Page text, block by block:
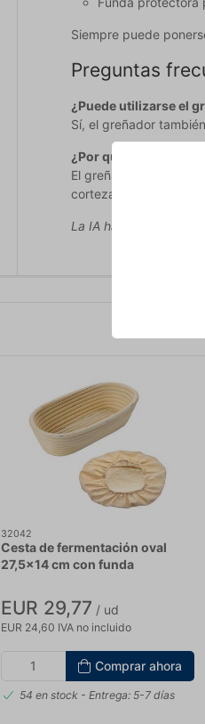
Siempre puede
Preguntas
¿Puede utilizarse el
Sí, el greñador
¿Por qué es
El greñado crea
corteza.
La IA ha contribuido a
32042
Cesta de fermentación oval
27,5x14 cm con funda
EUR 29,77 / ud
EUR 24,60 IVA no incluido
Comprar ahora
54 en stock - Entrega: 5-7 días